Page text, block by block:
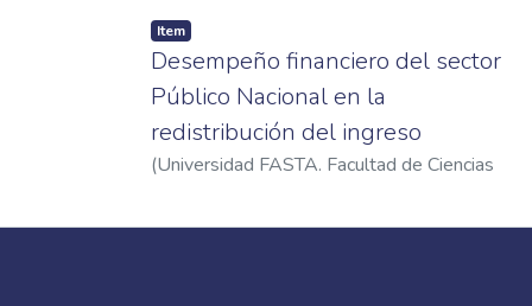
Item
Desempeño financiero del sector
Público Nacional en la
redistribución del ingreso
(Universidad FASTA. Facultad de Ciencias